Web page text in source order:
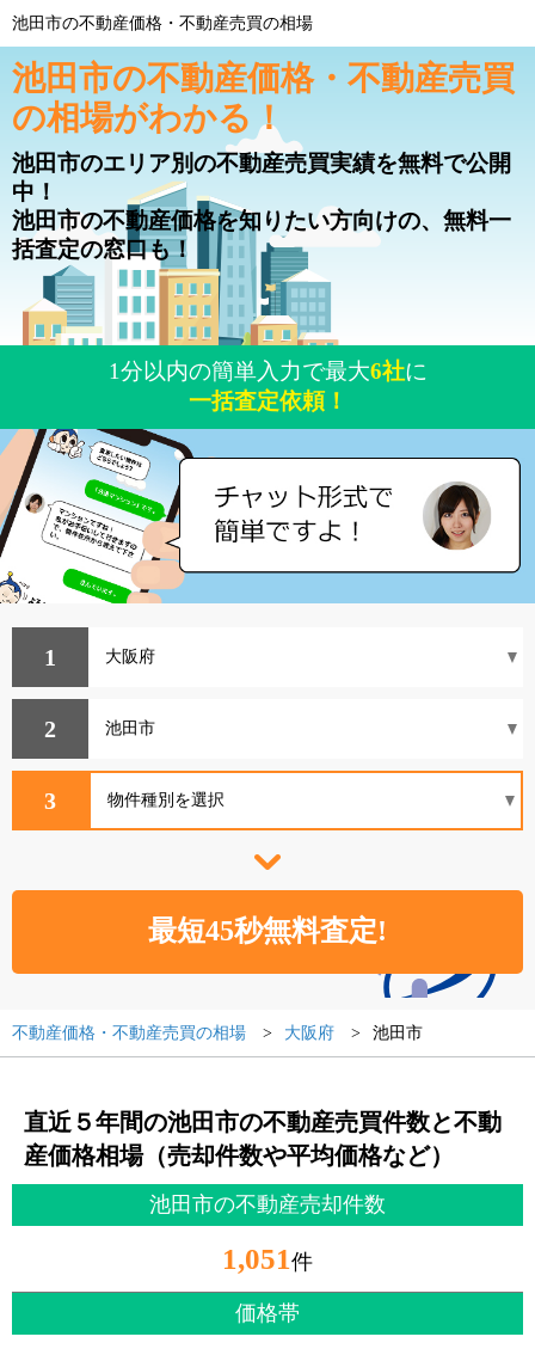
池田市の不動産価格・不動産売買の相場
池田市の不動産価格・不動産売買
の相場がわかる！
池田市のエリア別の不動産売買実績を無料で公開
中！
池田市の不動産価格を知りたい方向けの、無料一
括査定の窓口も！
1分以内の簡単入力で最大6社に
一括査定依頼！
1
2
3
不動産価格・不動産売買の相場 大阪府 池田市
直近５年間の池田市の不動産売買件数と不動
産価格相場（売却件数や平均価格など）
池田市の不動産売却件数
1,051件
価格帯